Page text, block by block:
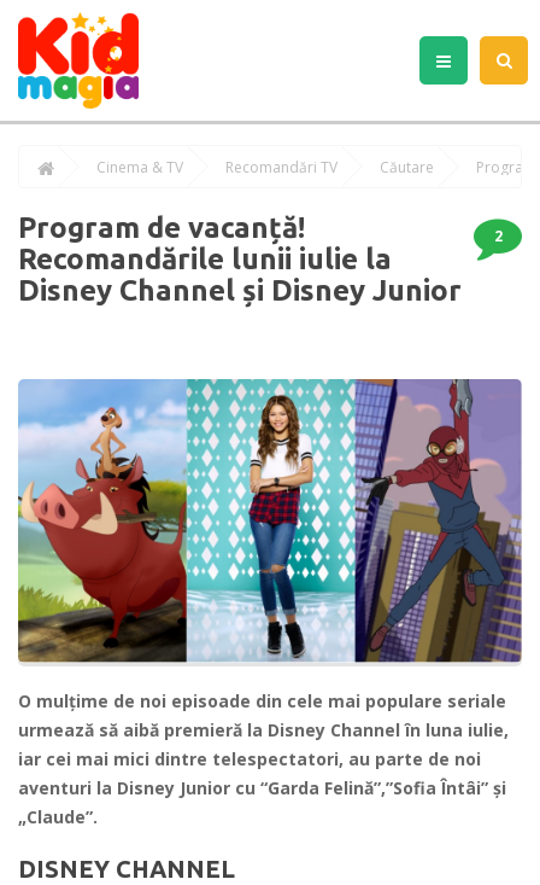
Cinema & TV Recomandări TV Căutare
Program de vacanță!
Recomandările lunii iulie la
Disney Channel și Disney Junior
2
O mulţime de noi episoade din cele mai populare seriale
urmează să aibă premieră la Disney Channel în luna iulie,
iar cei mai mici dintre telespectatori, au parte de noi
aventuri la Disney Junior cu “Garda Felină”,”Sofia Întâi” și
„Claude”.
DISNEY CHANNEL